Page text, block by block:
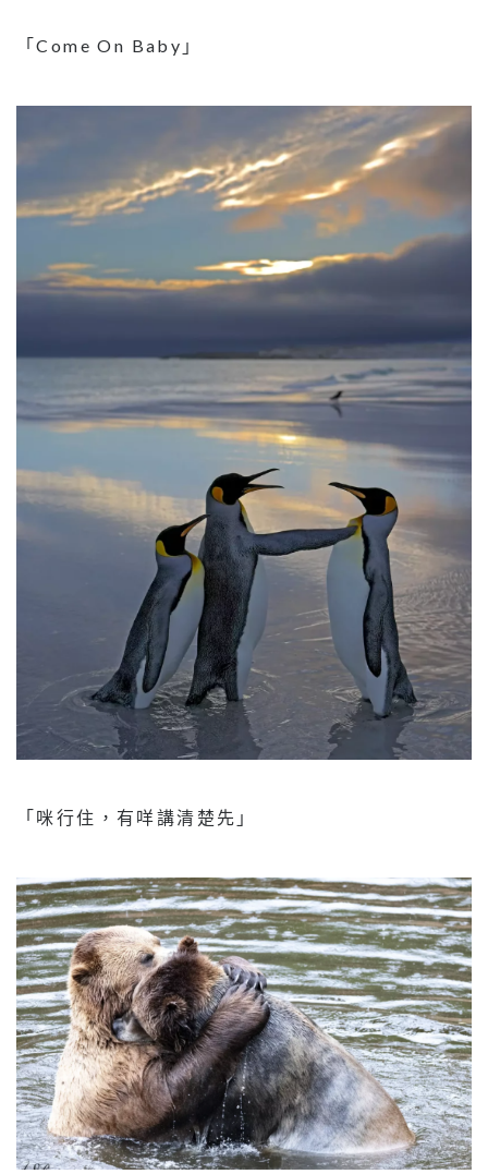
「Come On Baby」
「咪行住，有咩講清楚先」